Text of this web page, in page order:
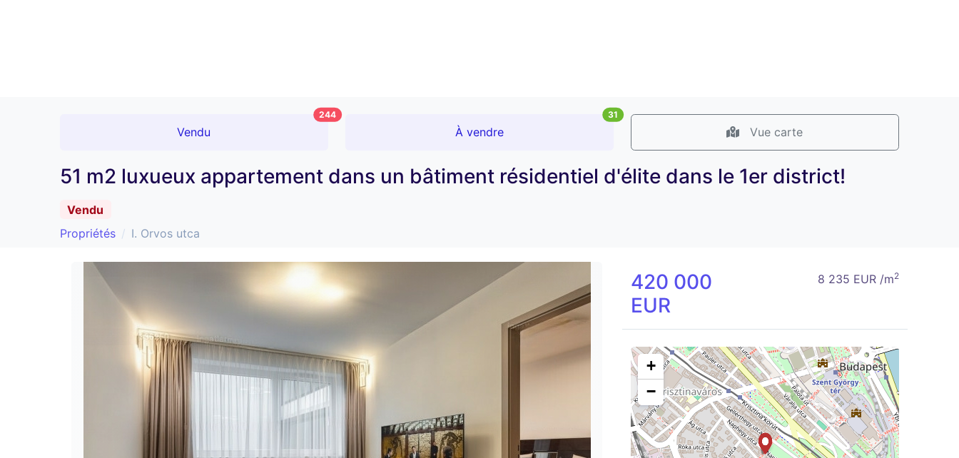
Vendu
244
À vendre
31
Vue carte
51 m2 luxueux appartement dans un bâtiment résidentiel d'élite dans le 1er district!
Vendu
Propriétés
I. Orvos utca
420 000
EUR
8 235 EUR /m2
+
−